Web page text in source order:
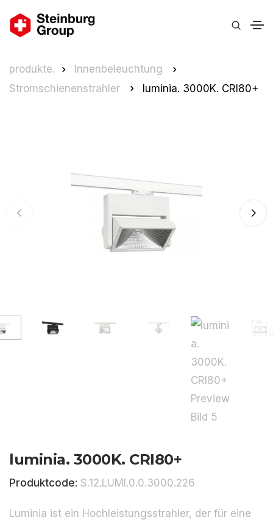
produkte.
Innenbeleuchtung
Stromschienenstrahler
luminia. 3000K. CRI80+
luminia. 3000K. CRI80+
Produktcode: S.12.LUMI.0.0.3000.226
Luminia ist ein Hochleistungsstrahler, der für eine